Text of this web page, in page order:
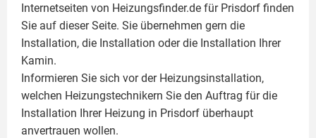
Internetseiten von Heizungsfinder.de für Prisdorf finden
Sie auf dieser Seite. Sie übernehmen gern die
Installation, die Installation oder die Installation Ihrer
Kamin.
Informieren Sie sich vor der Heizungsinstallation,
welchen Heizungstechnikern Sie den Auftrag für die
Installation Ihrer Heizung in Prisdorf überhaupt
anvertrauen wollen.